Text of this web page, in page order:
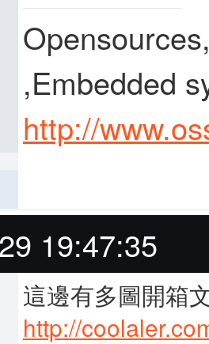
,Embedded
http://
19:47:35
這邊有多圖開箱
http://